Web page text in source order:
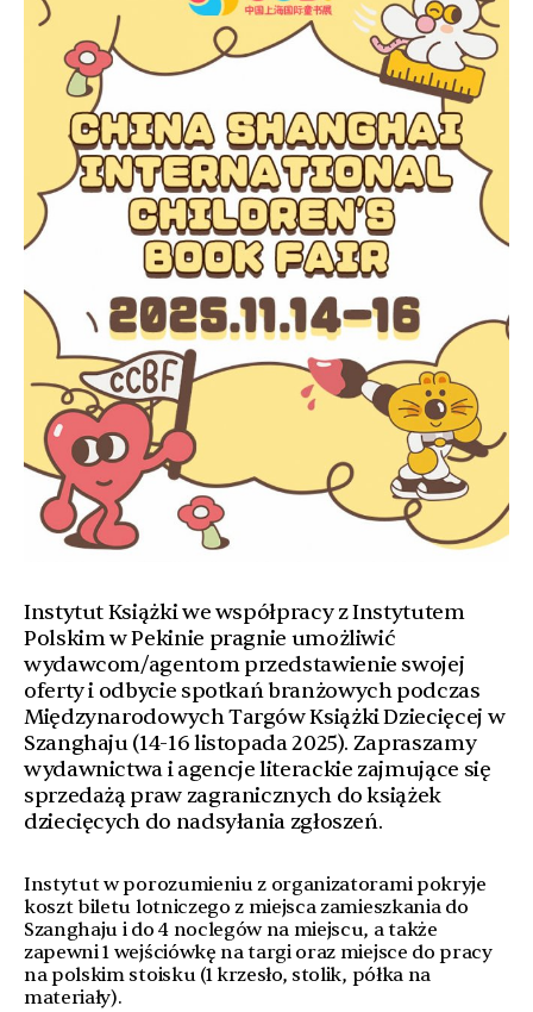
Instytut Książki we współpracy z Instytutem
Polskim w Pekinie pragnie umożliwić
wydawcom/agentom przedstawienie swojej
oferty i odbycie spotkań branżowych podczas
Międzynarodowych Targów Książki Dziecięcej w
Szanghaju (14-16 listopada 2025). Zapraszamy
wydawnictwa i agencje literackie zajmujące się
sprzedażą praw zagranicznych do książek
dziecięcych do nadsyłania zgłoszeń.
Instytut w porozumieniu z organizatorami pokryje
koszt biletu lotniczego z miejsca zamieszkania do
Szanghaju i do 4 noclegów na miejscu, a także
zapewni 1 wejściówkę na targi oraz miejsce do pracy
na polskim stoisku (1 krzesło, stolik, półka na
materiały).